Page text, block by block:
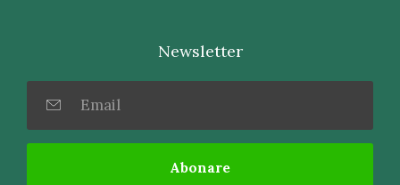
Newsletter
Abonare